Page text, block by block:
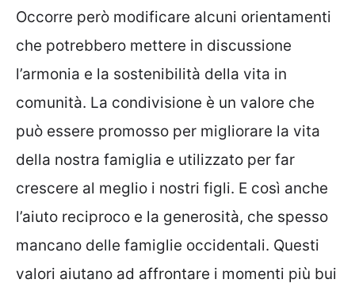
Occorre però modificare alcuni orientamenti
che potrebbero mettere in discussione
l’armonia e la sostenibilità della vita in
comunità. La condivisione è un valore che
può essere promosso per migliorare la vita
della nostra famiglia e utilizzato per far
crescere al meglio i nostri figli. E così anche
l’aiuto reciproco e la generosità, che spesso
mancano delle famiglie occidentali. Questi
valori aiutano ad affrontare i momenti più bui